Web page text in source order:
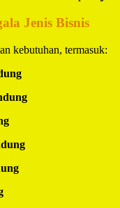
Jenis Bisnis
kebutuhan, termasuk: